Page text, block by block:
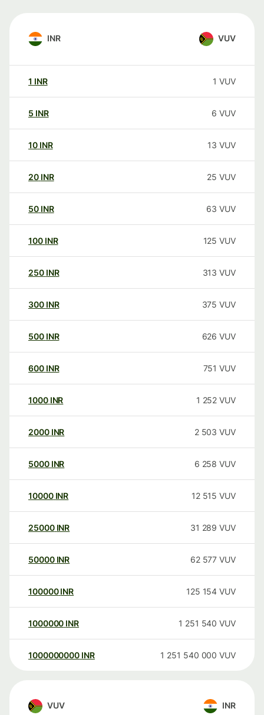
INR VUV
1 INR 1 VUV
5 INR 6 VUV
10 INR 13 VUV
20 INR 25 VUV
50 INR 63 VUV
100 INR 125 VUV
250 INR 313 VUV
300 INR 375 VUV
500 INR 626 VUV
600 INR 751 VUV
1000 INR 1 252 VUV
2000 INR 2 503 VUV
5000 INR 6 258 VUV
10000 INR 12 515 VUV
25000 INR 31 289 VUV
50000 INR 62 577 VUV
100000 INR 125 154 VUV
1000000 INR 1 251 540 VUV
1000000000 INR 1 251 540 000 VUV
VUV INR